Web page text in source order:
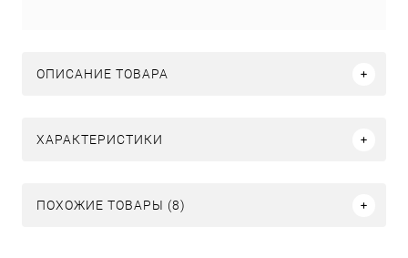
ОПИСАНИЕ ТОВАРА
ХАРАКТЕРИСТИКИ
ПОХОЖИЕ ТОВАРЫ (8)